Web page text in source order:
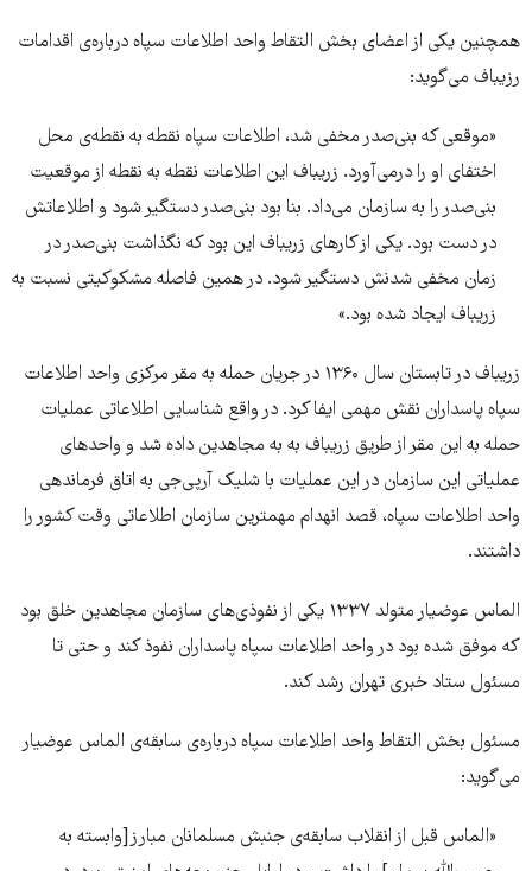
همچنین یکی از اعضای بخش التقاط واحد اطلاعات سپاه درباره‌ی اقدامات
رزیباف می‌گوید:
«موقعی که بنی‌صدر مخفی شد، اطلاعات سپاه نقطه به نقطه‌ی محل
اختفای او را درمی‌آورد. زریباف این اطلاعات نقطه به نقطه از موقعیت
بنی‌صدر را به سازمان می‌داد. بنا بود بنی‌صدر دستگیر شود و اطلاعاتش
در دست بود. یکی از کارهای زریباف این بود که نگذاشت بنی‌صدر در
زمان مخفی شدنش دستگیر شود. در همین فاصله مشکوکیتی نسبت به
زریباف ایجاد شده بود.»
زریباف در تابستان سال ۱۳۶۰ در جریان حمله به مقر مرکزی واحد اطلاعات
سپاه پاسداران نقش مهمی ایفا کرد. در واقع شناسایی اطلاعاتی عملیات
حمله به این مقر از طریق زریباف به به مجاهدین داده شد و واحد‌های
عملیاتی این سازمان در این عملیات با شلیک آرپی‌جی به اتاق فرماندهی
واحد اطلاعات سپاه، قصد انهدام مهمترین سازمان اطلاعاتی وقت کشور را
داشتند.
الماس عوضیار متولد ۱۳۳۷ یکی از نفوذی‌های سازمان مجاهدین خلق بود
که موفق شده بود در واحد اطلاعات سپاه پاسداران نفوذ کند و حتی تا
مسئول ستاد خبری تهران رشد کند.
مسئول بخش التقاط واحد اطلاعات سپاه درباره‌ی سابقه‌ی الماس عوضیار
می‌گوید:
«‌الماس قبل از انقلاب سابقه‌ی جنبش مسلمانان مبارز[وابسته به